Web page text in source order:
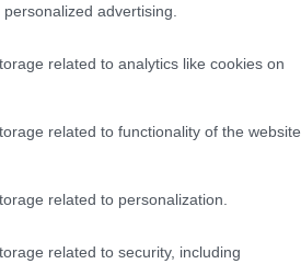
advertising.
related to analytics like cookies on
related to functionality of the website
related to personalization.
related to security, including